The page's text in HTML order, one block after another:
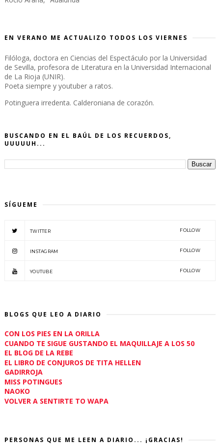
EN VERANO ME ACTUALIZO TODOS LOS VIERNES
Filóloga, doctora en Ciencias del Espectáculo por la Universidad
de Sevilla, profesora de Literatura en la Universidad Internacional
de La Rioja (UNIR).
Poeta siempre y youtuber a ratos.
Potinguera irredenta. Calderoniana de corazón.
BUSCANDO EN EL BAÚL DE LOS RECUERDOS,
UUUUUH...
SÍGUEME
TWITTER FOLLOW
INSTAGRAM FOLLOW
YOUTUBE FOLLOW
BLOGS QUE LEO A DIARIO
CON LOS PIES EN LA ORILLA
CUANDO TE SIGUE GUSTANDO EL MAQUILLAJE A LOS 50
EL BLOG DE LA REBE
EL LIBRO DE CONJUROS DE TITA HELLEN
GADIRROJA
MISS POTINGUES
NAOKO
VOLVER A SENTIRTE TO WAPA
PERSONAS QUE ME LEEN A DIARIO... ¡GRACIAS!